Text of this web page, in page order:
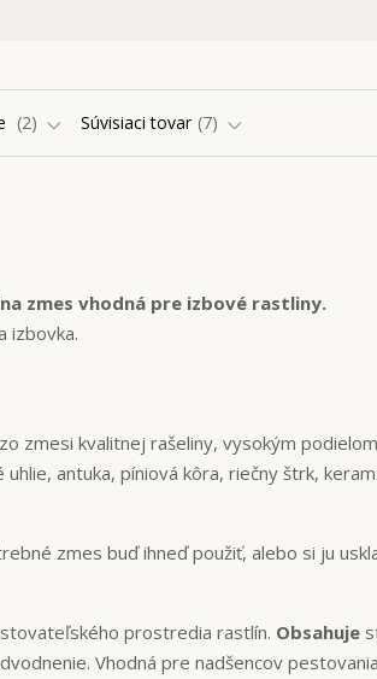
2 Súvisiaci tovar 7
zmes vhodná pre izbové rastliny.
izbovka.
zmesi kvalitnej rašeliny, vysokým
antuka, píniová kôra, riečny štrk,
zmes buď ihneď použiť, alebo si ju
prostredia rastlín. Obsahuje
Vhodná pre nadšencov